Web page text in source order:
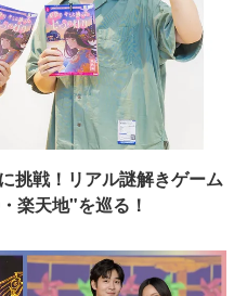
挑戦！リアル謎解きゲーム
楽天地"を巡る！